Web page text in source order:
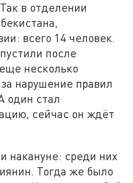
в отделении
всего 14 человек.
после
несколько
нарушение правил
один стал
сейчас он ждёт
накануне: среди них
Тогда же было